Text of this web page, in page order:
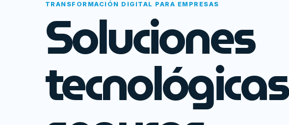
TRANSFORMACIÓN DIGITAL PARA EMPRESAS
Soluciones
tecnológicas